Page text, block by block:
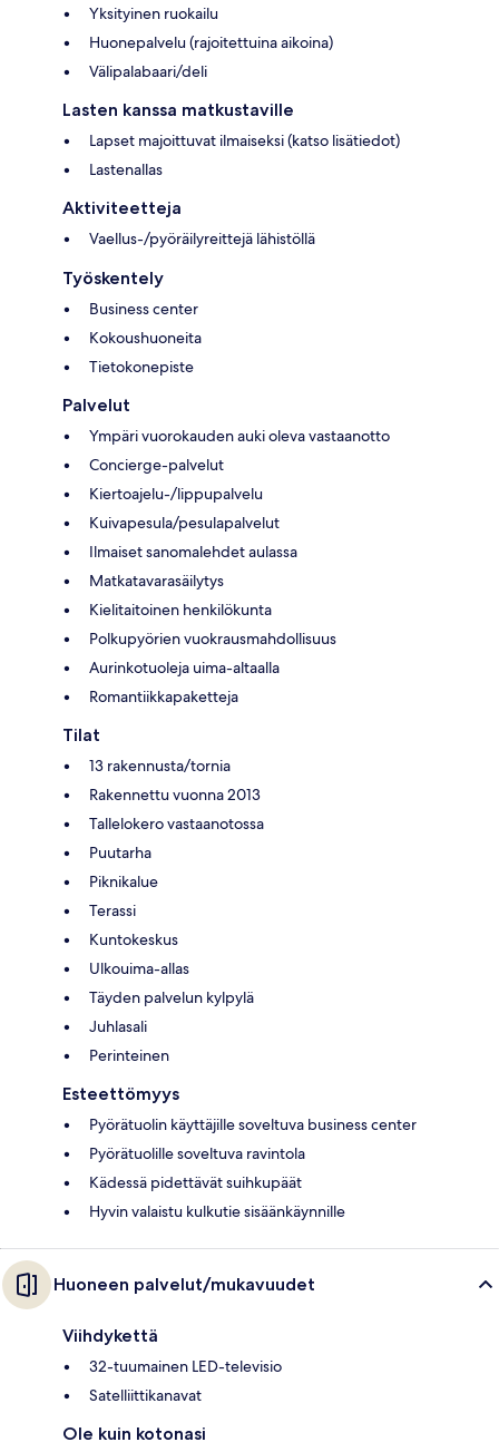
Yksityinen ruokailu
Huonepalvelu (rajoitettuina aikoina)
Välipalabaari/deli
Lasten kanssa matkustaville
Lapset majoittuvat ilmaiseksi (katso lisätiedot)
Lastenallas
Aktiviteetteja
Vaellus-/pyöräilyreittejä lähistöllä
Työskentely
Business center
Kokoushuoneita
Tietokonepiste
Palvelut
Ympäri vuorokauden auki oleva vastaanotto
Concierge-palvelut
Kiertoajelu-/lippupalvelu
Kuivapesula/pesulapalvelut
Ilmaiset sanomalehdet aulassa
Matkatavarasäilytys
Kielitaitoinen henkilökunta
Polkupyörien vuokrausmahdollisuus
Aurinkotuoleja uima-altaalla
Romantiikkapaketteja
Tilat
13 rakennusta/tornia
Rakennettu vuonna 2013
Tallelokero vastaanotossa
Puutarha
Piknikalue
Terassi
Kuntokeskus
Ulkouima-allas
Täyden palvelun kylpylä
Juhlasali
Perinteinen
Esteettömyys
Pyörätuolin käyttäjille soveltuva business center
Pyörätuolille soveltuva ravintola
Kädessä pidettävät suihkupäät
Hyvin valaistu kulkutie sisäänkäynnille
Huoneen palvelut/mukavuudet
Viihdykettä
32-tuumainen LED-televisio
Satelliittikanavat
Ole kuin kotonasi